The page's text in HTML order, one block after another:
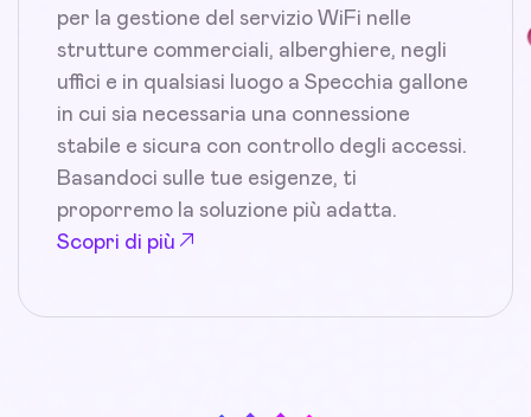
per la gestione del servizio WiFi nelle
strutture commerciali, alberghiere, negli
uffici e in qualsiasi luogo a Specchia gallone
in cui sia necessaria una connessione
stabile e sicura con controllo degli accessi.
Basandoci sulle tue esigenze, ti
proporremo la soluzione più adatta.
Scopri di più